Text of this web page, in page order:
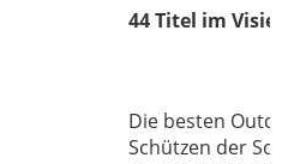
44 Titel im
Die besten
Schützen der